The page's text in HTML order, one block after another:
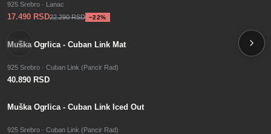
925 Srebro · Lanac
17.490 RSD22.290 RSD −22%
PO PORUDŽBINI
Muška Ogrlica - Cuban Link Mat
925 Srebro · Cuban Link (Pancir Rad)
40.890 RSD
PO PORUDŽBINI
Muška Ogrlica - Cuban Link Iced Out
925 Srebro · Cuban Link (Pancir Rad)